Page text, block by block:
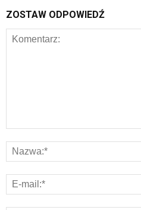
ZOSTAW ODPOWIEDŹ